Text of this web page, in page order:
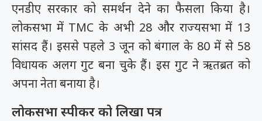
एनडीए सरकार को समर्थन देने का फैसला किया है।
लोकसभा में TMC के अभी 28 और राज्यसभा में 13
सांसद हैं। इससे पहले 3 जून को बंगाल के 80 में से 58
विधायक अलग गुट बना चुके हैं। इस गुट ने ऋतब्रत को
अपना नेता बनाया है।
लोकसभा स्पीकर को लिखा पत्र